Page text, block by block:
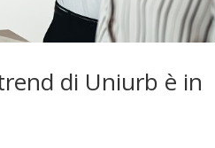
di Uniurb è in